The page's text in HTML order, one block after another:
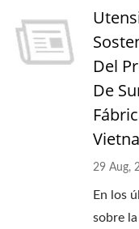
Del
De
29 Aug,
En los
sobre